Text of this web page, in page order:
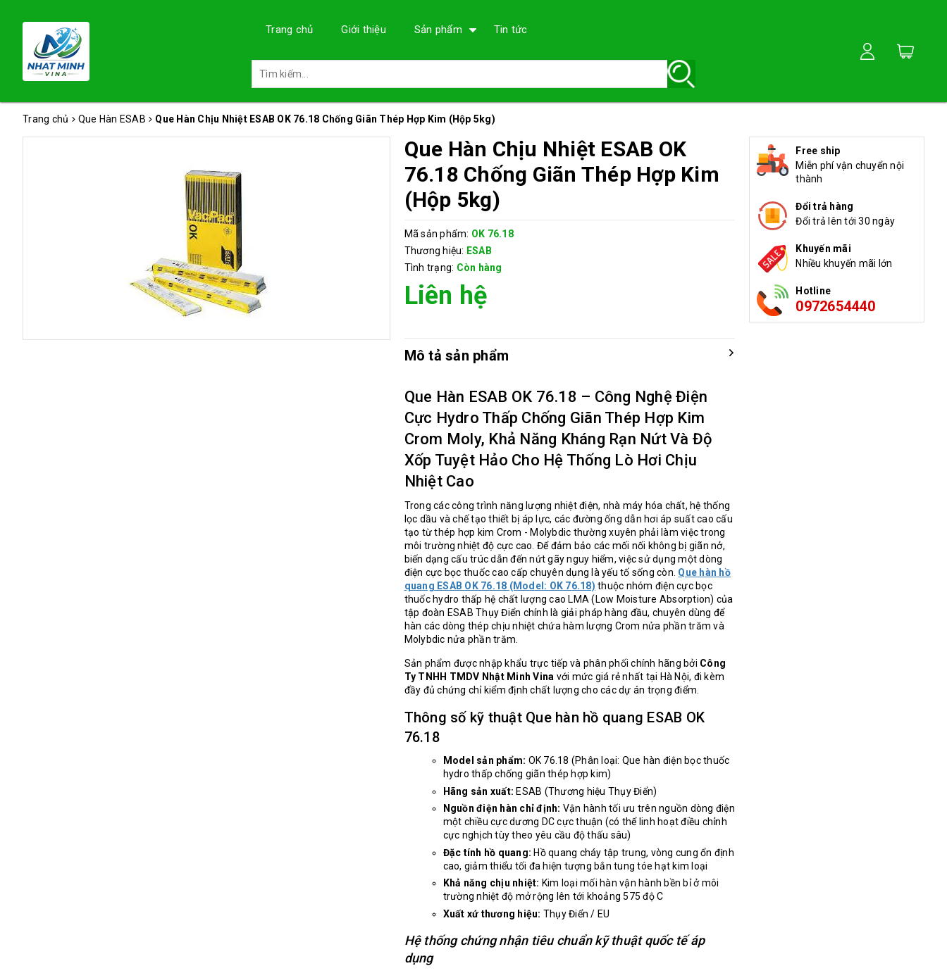
Trang chủ Giới thiệu Sản phẩm Tin tức
Trang chủ Que Hàn ESAB Que Hàn Chịu Nhiệt ESAB OK 76.18 Chống Giãn Thép Hợp Kim (Hộp 5kg)
Que Hàn Chịu Nhiệt ESAB OK
76.18 Chống Giãn Thép Hợp Kim
(Hộp 5kg)
Mã sản phẩm: OK 76.18
Thương hiệu: ESAB
Tình trạng: Còn hàng
Liên hệ
Mô tả sản phẩm
Que Hàn ESAB OK 76.18 – Công Nghệ Điện
Cực Hydro Thấp Chống Giãn Thép Hợp Kim
Crom Moly, Khả Năng Kháng Rạn Nứt Và Độ
Xốp Tuyệt Hảo Cho Hệ Thống Lò Hơi Chịu
Nhiệt Cao
Trong các công trình năng lượng nhiệt điện, nhà máy hóa chất, hệ thống
lọc dầu và chế tạo thiết bị áp lực, các đường ống dẫn hơi áp suất cao cấu
tạo từ thép hợp kim Crom - Molybdic thường xuyên phải làm việc trong
môi trường nhiệt độ cực cao. Để đảm bảo các mối nối không bị giãn nở,
biến dạng cấu trúc dẫn đến nứt gãy nguy hiểm, việc sử dụng một dòng
điện cực bọc thuốc cao cấp chuyên dụng là yếu tố sống còn. Que hàn hồ
quang ESAB OK 76.18 (Model: OK 76.18) thuộc nhóm điện cực bọc
thuốc hydro thấp hệ chất lượng cao LMA (Low Moisture Absorption) của
tập đoàn ESAB Thụy Điển chính là giải pháp hàng đầu, chuyên dùng để
hàn các dòng thép chịu nhiệt chứa hàm lượng Crom nửa phần trăm và
Molybdic nửa phần trăm.
Sản phẩm được nhập khẩu trực tiếp và phân phối chính hãng bởi Công
Ty TNHH TMDV Nhật Minh Vina với mức giá rẻ nhất tại Hà Nội, đi kèm
đầy đủ chứng chỉ kiểm định chất lượng cho các dự án trọng điểm.
Thông số kỹ thuật Que hàn hồ quang ESAB OK
76.18
Model sản phẩm: OK 76.18 (Phân loại: Que hàn điện bọc thuốc
hydro thấp chống giãn thép hợp kim)
Hãng sản xuất: ESAB (Thương hiệu Thụy Điển)
Nguồn điện hàn chỉ định: Vận hành tối ưu trên nguồn dòng điện
một chiều cực dương DC cực thuận (có thể linh hoạt điều chỉnh
cực nghịch tùy theo yêu cầu độ thấu sâu)
Đặc tính hồ quang: Hồ quang cháy tập trung, vòng cung ổn định
cao, giảm thiểu tối đa hiện tượng bắn tung tóe hạt kim loại
Khả năng chịu nhiệt: Kim loại mối hàn vận hành bền bỉ ở môi
trường nhiệt độ mở rộng lên tới khoảng 575 độ C
Xuất xứ thương hiệu: Thụy Điển / EU
Hệ thống chứng nhận tiêu chuẩn kỹ thuật quốc tế áp
dụng
Free ship
Miễn phí vận chuyển nội
thành
Đổi trả hàng
Đổi trả lên tới 30 ngày
Khuyến mãi
Nhiều khuyến mãi lớn
Hotline
0972654440